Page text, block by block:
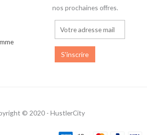
nos prochaines offres.
© 2020 - HustlerCity